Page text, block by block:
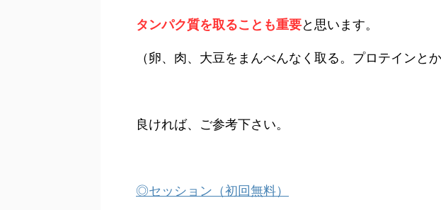
タンパク質を取ることも重要と思います。
（卵、肉、大豆をまんべんなく取る。プロテインとか
良ければ、ご参考下さい。
◎セッション（初回無料）